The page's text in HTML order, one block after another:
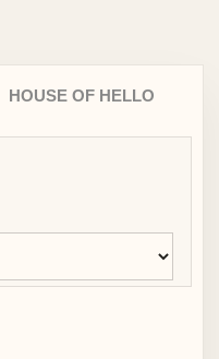
HOUSE OF HELLO